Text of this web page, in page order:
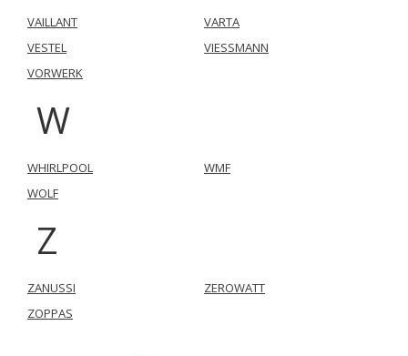
VAILLANT
VARTA
VESTEL
VIESSMANN
VORWERK
W
WHIRLPOOL
WMF
WOLF
Z
ZANUSSI
ZEROWATT
ZOPPAS